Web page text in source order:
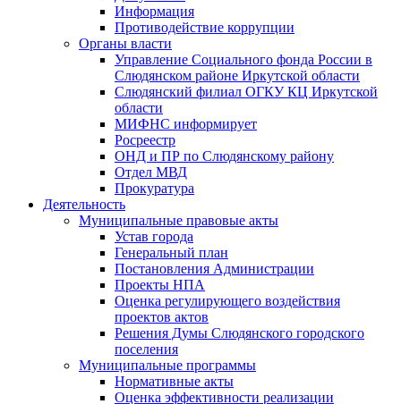
Информация
Противодействие коррупции
Органы власти
Управление Социального фонда России в
Слюдянском районе Иркутской области
Слюдянский филиал ОГКУ КЦ Иркутской
области
МИФНС информирует
Росреестр
ОНД и ПР по Слюдянскому району
Отдел МВД
Прокуратура
Деятельность
Муниципальные правовые акты
Устав города
Генеральный план
Постановления Администрации
Проекты НПА
Оценка регулирующего воздействия
проектов актов
Решения Думы Слюдянского городского
поселения
Муниципальные программы
Нормативные акты
Оценка эффективности реализации